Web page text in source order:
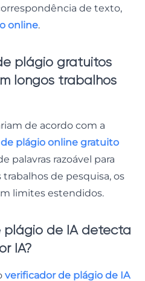
de texto,
online.
plágio gratuitos
longos trabalhos
de acordo com a
plágio online gratuito
palavras razoável para
de pesquisa, os
limites estendidos.
plágio de IA detecta
IA?
verificador de plágio de IA